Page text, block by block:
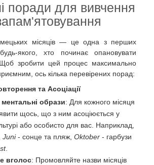
поради для вивчення
місяців — це одна з перших
якого, хто починає опановувати
зробити цей процес максимально
ось кілька перевірених порад:
та Асоціації
образи: Для кожного місяця
щось, що з ним асоціюється у
або особисто для вас. Наприклад,
Juni- сонце та пляж, Oktober - гарбузи
.
вголос: Промовляйте назви місяців